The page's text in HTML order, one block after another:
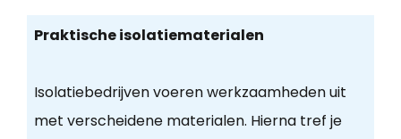
Praktische isolatiematerialen
Isolatiebedrijven voeren werkzaamheden uit
met verscheidene materialen. Hierna tref je